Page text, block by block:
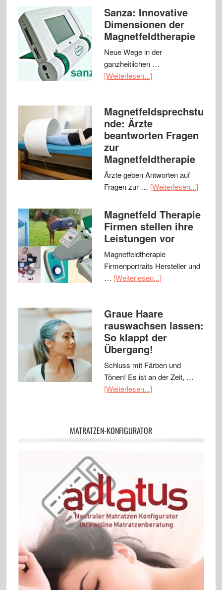
Sanza: Innovative
Dimensionen der
Magnetfeldtherapie
Neue Wege in der
ganzheitlichen …
[Weiterlesen...]
Magnetfeldsprechstu
nde: Ärzte
beantworten Fragen
zur
Magnetfeldtherapie
Ärzte geben Antworten auf
Fragen zur … [Weiterlesen...]
Magnetfeld Therapie
Firmen stellen ihre
Leistungen vor
Magnetfeldtherapie
Firmenportraits Hersteller und
… [Weiterlesen...]
Graue Haare
rauswachsen lassen:
So klappt der
Übergang!
Schluss mit Färben und
Tönen! Es ist an der Zeit, …
[Weiterlesen...]
MATRATZEN-KONFIGURATOR